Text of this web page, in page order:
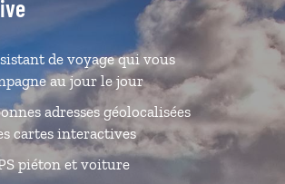
de voyage qui vous
au jour le jour
adresses géolocalisées
cartes interactives
piéton et voiture